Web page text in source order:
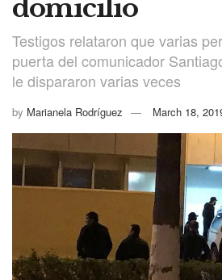
domicilio
Testigos relataron que varias
puerta del comunicador
le dispararon varias veces
by Marianela Rodríguez March 18,